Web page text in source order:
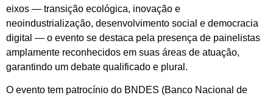
eixos — transição ecológica, inovação e
neoindustrialização, desenvolvimento social e democracia
digital — o evento se destaca pela presença de painelistas
amplamente reconhecidos em suas áreas de atuação,
garantindo um debate qualificado e plural.
O evento tem patrocínio do BNDES (Banco Nacional de